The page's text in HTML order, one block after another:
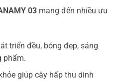
03 mang đến nhiều ưu
triển đều, bóng đẹp, sáng
phẩm.
giúp cây hấp thu dinh